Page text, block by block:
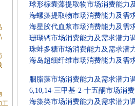
工
球形棕囊藻提取物市场消费能力
海螺藻提取物市场消费能力及需
海星胶代血浆市场消费能力及需
珊瑚钙市场消费能力及需求潜力
珠蚌多糖市场消费能力及需求潜
海岛超细纤维市场消费能力及需
胭脂藻市场消费能力及需求潜力
6,10,14-三甲基-2-十五酮市场消
海藻类市场消费能力及需求潜力